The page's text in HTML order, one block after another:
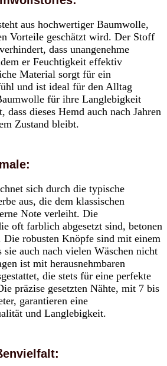
aus hochwertiger Baumwolle,
Vorteile geschätzt wird. Der Stoff
dass unangenehme
er Feuchtigkeit effektiv
Material sorgt für ein
und ist ideal für den Alltag
für ihre Langlebigkeit
dass dieses Hemd auch nach Jahren
Zustand bleibt.
sich durch die typische
aus, die dem klassischen
Note verleiht. Die
oft farblich abgesetzt sind, betonen
Die robusten Knöpfe sind mit einem
sie auch nach vielen Wäschen nicht
ist mit herausnehmbaren
die stets für eine perfekte
präzise gesetzten Nähte, mit 7 bis
garantieren eine
und Langlebigkeit.